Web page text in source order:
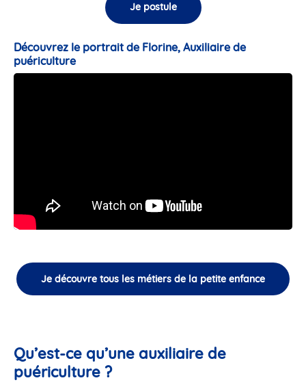
Je postule
Découvrez le portrait de Florine, Auxiliaire de
puériculture
Je découvre tous les métiers de la petite enfance
Qu’est-ce qu’une auxiliaire de
puériculture ?